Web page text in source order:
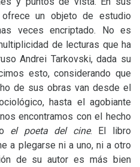
un objeto de estudio
veces encriptado. No es
de lecturas que ha
Andrei Tarkovski, dada su
esto, considerando que
de sus obras van desde el
hasta el agobiante
encontramos con el hecho
el poeta del cine. El libro
a plegarse ni a uno, ni a otro
de su autor es más bien